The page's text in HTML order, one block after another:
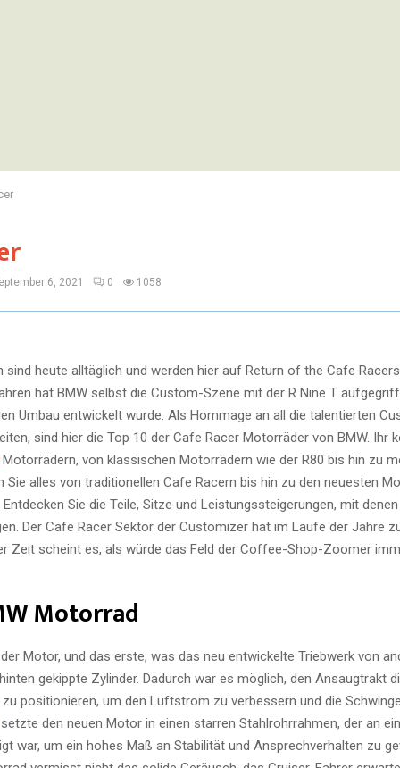
6, 2021 0 1058
sind heute alltäglich und werden hier auf Return of the Cafe
hat BMW selbst die Custom-Szene mit der R Nine T
Umbau entwickelt wurde. Als Hommage an all die talentierten
sind hier die Top 10 der Cafe Racer Motorräder von BMW. Ihr
Motorrädern, von klassischen Motorrädern wie der R80 bis hin zu
Sie alles von traditionellen Cafe Racern bis hin zu den neuesten
Sie die Teile, Sitze und Leistungssteigerungen, mit
Der Cafe Racer Sektor der Customizer hat im Laufe der Jahre
Zeit scheint es, als würde das Feld der Coffee-Shop-Zoomer
Motorrad
Motor, und das erste, was das neu entwickelte Triebwerk von
gekippte Zylinder. Dadurch war es möglich, den Ansaugtrakt
positionieren, um den Luftstrom zu verbessern und die
setzte den neuen Motor in einen starren Stahlrohrrahmen, der an
war, um ein hohes Maß an Stabilität und Ansprechverhalten zu